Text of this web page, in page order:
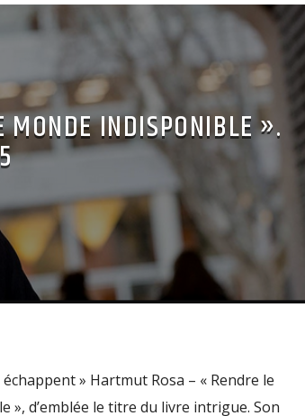
INDISPONIBLE ».
» Hartmut Rosa – « Rendre le
», d’emblée le titre du livre intrigue. Son